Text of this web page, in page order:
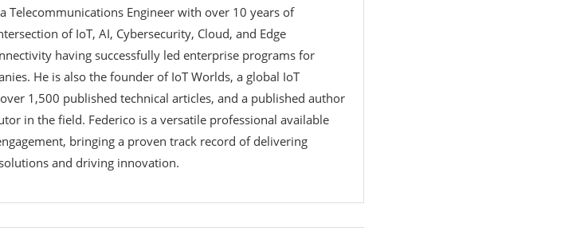
Telecommunications Engineer with over 10 years of
of IoT, AI, Cybersecurity, Cloud, and Edge
having successfully led enterprise programs for
He is also the founder of IoT Worlds, a global IoT
1,500 published technical articles, and a published author
in the field. Federico is a versatile professional available
bringing a proven track record of delivering
and driving innovation.